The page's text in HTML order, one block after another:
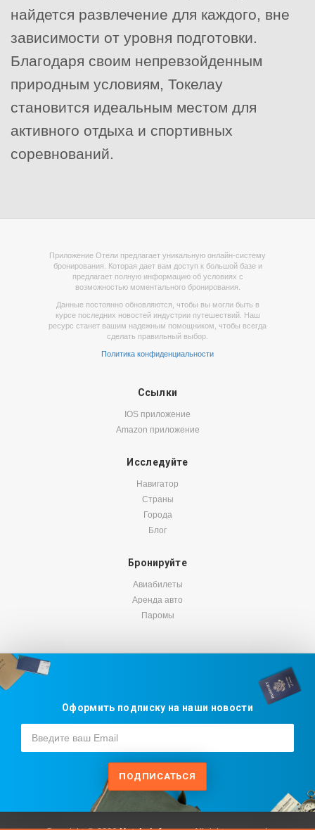
найдется развлечение для каждого, вне
зависимости от уровня подготовки.
Благодаря своим непревзойденным
природным условиям, Токелау
становится идеальным местом для
активного отдыха и спортивных
соревнований.
Приложение Отели предлагает уникальную онлайн-систему
бронирования. Которая дает вам доступ к большой базе и
предлагает полную информацию об условиях с
возможностью моментального бронирования.
Данные постоянно обновляются, чтобы вы могли быть в
курсе последних новостей индустрии путешествий. Наш
ресурс станет вашим надежным помощником, чтобы всегда
сделать правильный выбор.
Политика конфиденциальности
Ссылки
IOS приложение
Amazon приложение
Исследуйте
Навигатор
Страны
Города
Блог
Бронируйте
Авиабилеты
Аренда авто
Паромы
Оформить подписку на наши новости
ПОДПИСАТЬСЯ